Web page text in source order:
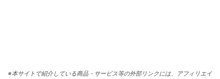
※本サイトで紹介している商品・サービス等の外部リンクには、アフィリエイ